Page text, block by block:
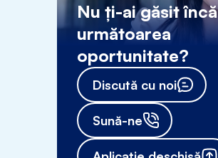
Nu ți-ai găsit încă
următoarea
oportunitate?
Discută cu noi
Sună-ne